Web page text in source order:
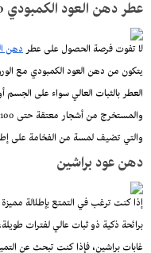
عطر دهن العود الكمبودي 100مل
لا تفوت فرصة الحصول على عطردهن
يتكون من دهن العود الكمبودي مع
العطر بالثبات العالي سواء على
والتي تضيف لمسة من الفخامة على
دهن عود براشين
إذا كنت ترغب في التمتع بإطلالة
برائحة ذكية ذو ثبات عالي لفترات
غابات براشين، فإذا كنت تبحث عن